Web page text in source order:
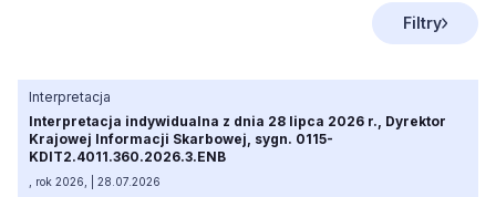
Filtry
Interpretacja
Interpretacja indywidualna z dnia 28 lipca 2026 r., Dyrektor
Krajowej Informacji Skarbowej, sygn. 0115-
KDIT2.4011.360.2026.3.ENB
, rok 2026, | 28.07.2026